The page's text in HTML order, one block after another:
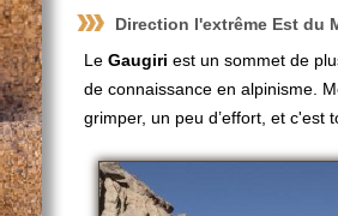
Direction l'extrême Est du
Le Gaugiri est un sommet de
de connaissance en alpinisme.
grimper, un peu d’effort, et c'est